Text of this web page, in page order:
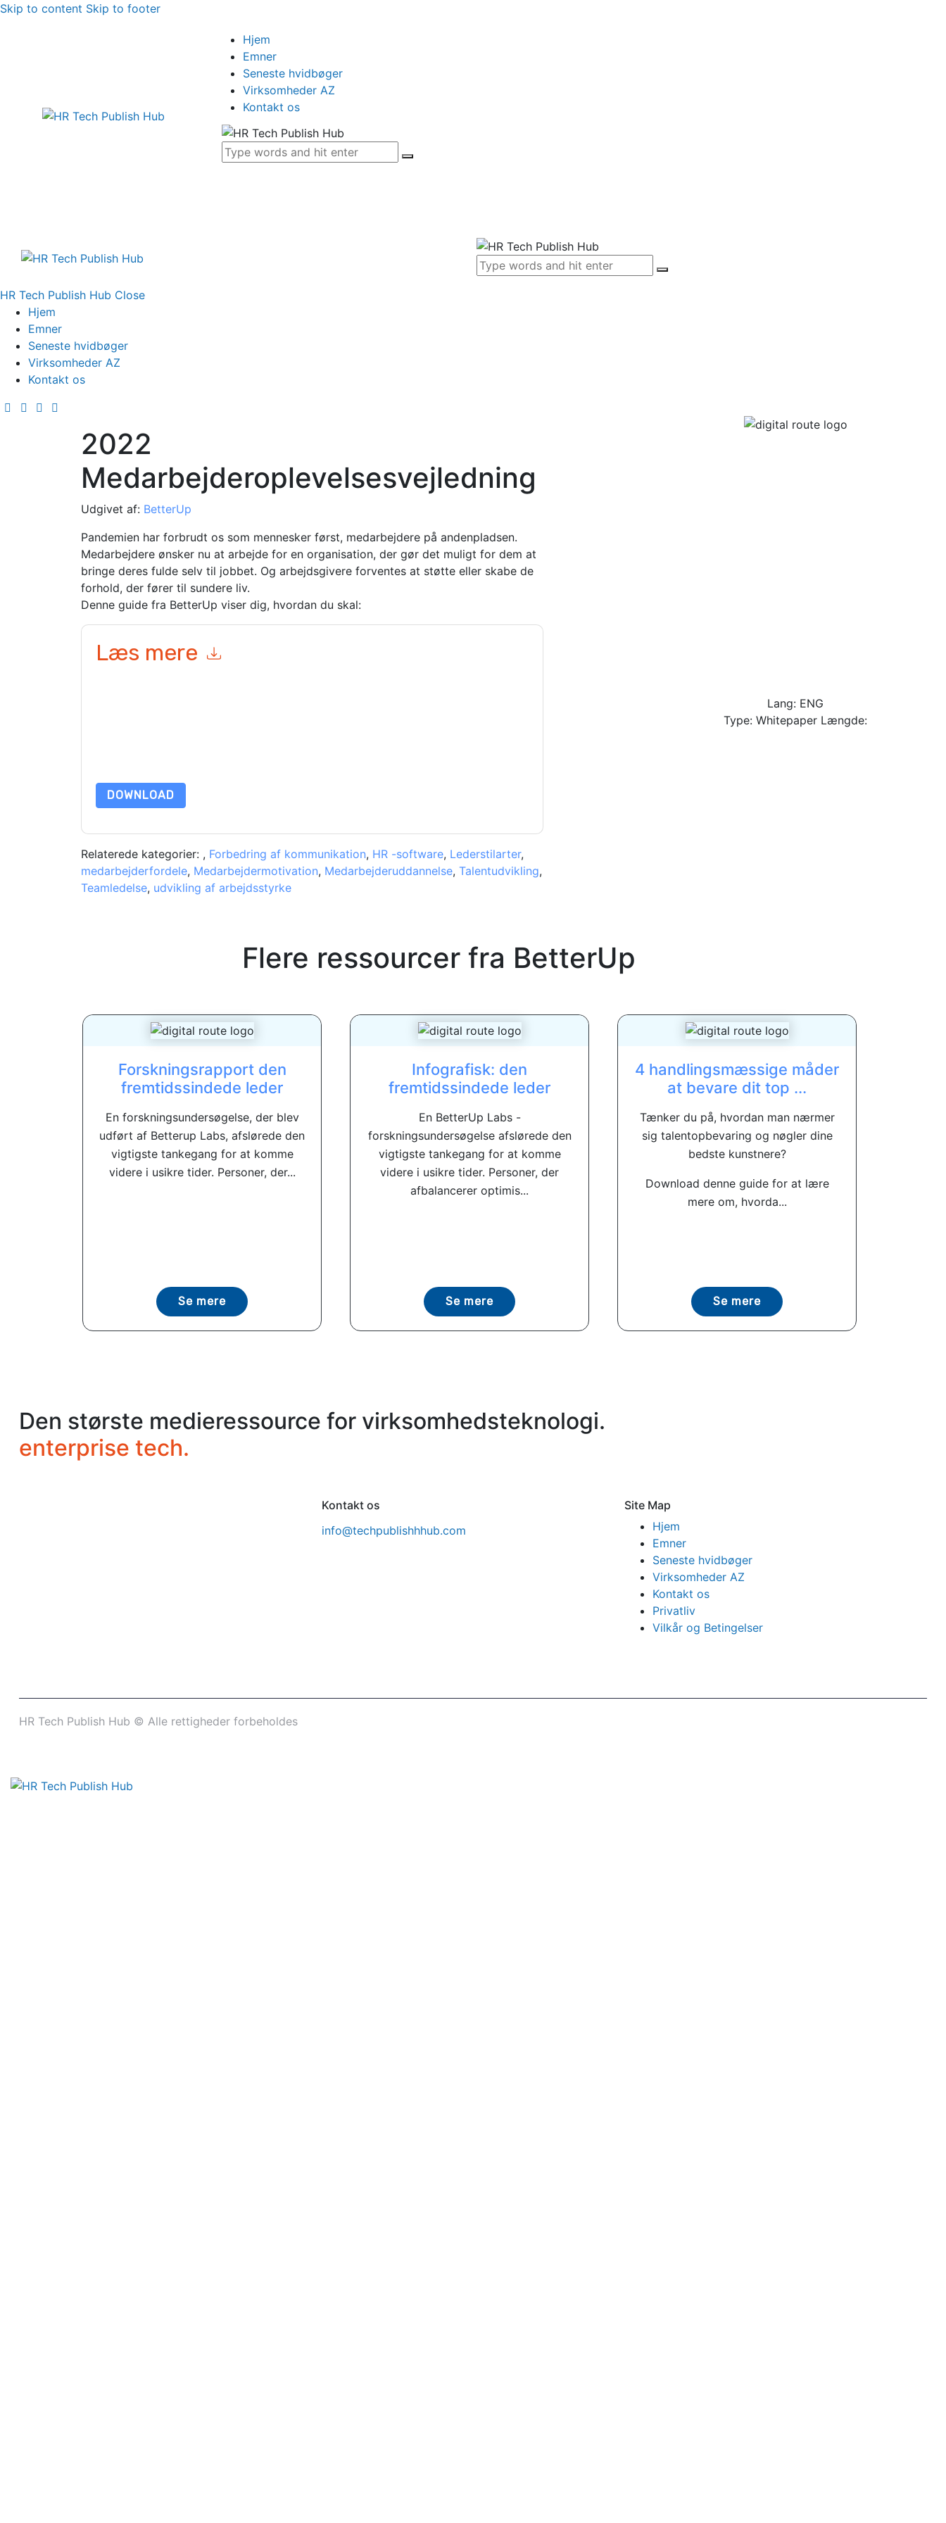
Skip to content Skip to footer
Hjem
Emner
Seneste hvidbøger
Virksomheder AZ
Kontakt os
HR Tech Publish Hub Close
Hjem
Emner
Seneste hvidbøger
Virksomheder AZ
Kontakt os
2022
Medarbejderoplevelsesvejledning
Udgivet af: BetterUp
Pandemien har forbrudt os som mennesker først, medarbejdere på andenpladsen.
Medarbejdere ønsker nu at arbejde for en organisation, der gør det muligt for dem at
bringe deres fulde selv til jobbet. Og arbejdsgivere forventes at støtte eller skabe de
forhold, der fører til sundere liv.
Denne guide fra BetterUp viser dig, hvordan du skal:
Læs mere
DOWNLOAD
Relaterede kategorier: , Forbedring af kommunikation, HR -software, Lederstilarter,
medarbejderfordele, Medarbejdermotivation, Medarbejderuddannelse, Talentudvikling,
Teamledelse, udvikling af arbejdsstyrke
Lang: ENG
Type: Whitepaper Længde:
Flere ressourcer fra BetterUp
Forskningsrapport den
fremtidssindede leder
En forskningsundersøgelse, der blev
udført af Betterup Labs, afslørede den
vigtigste tankegang for at komme
videre i usikre tider. Personer, der...
Se mere
Infografisk: den
fremtidssindede leder
En BetterUp Labs -
forskningsundersøgelse afslørede den
vigtigste tankegang for at komme
videre i usikre tider. Personer, der
afbalancerer optimis...
Se mere
4 handlingsmæssige måder
at bevare dit top ...
Tænker du på, hvordan man nærmer
sig talentopbevaring og nøgler dine
bedste kunstnere?
Download denne guide for at lære
mere om, hvorda...
Se mere
Den største medieressource for virksomhedsteknologi.
enterprise tech.
Kontakt os
info@techpublishhhub.com
Site Map
Hjem
Emner
Seneste hvidbøger
Virksomheder AZ
Kontakt os
Privatliv
Vilkår og Betingelser
HR Tech Publish Hub © Alle rettigheder forbeholdes